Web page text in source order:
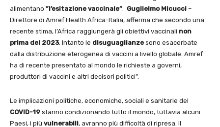
alimentano ”l’esitazione vaccinale”. Guglielmo Micucci –
Direttore di Amref Health Africa-Italia, afferma che secondo una
recente stima, l’Africa raggiungerà gli obiettivi vaccinali non
prima del 2023. Intanto le disuguaglianze sono esacerbate
dalla distribuzione eterogenea di vaccini a livello globale. Amref
ha di recente presentato al mondo le richieste a governi,
produttori di vaccini e altri decisori politici”.
Le implicazioni politiche, economiche, sociali e sanitarie del
COVID-19 stanno condizionando tutto il mondo, tuttavia alcuni
Paesi, i più vulnerabili, avranno più difficoltà di ripresa. Il